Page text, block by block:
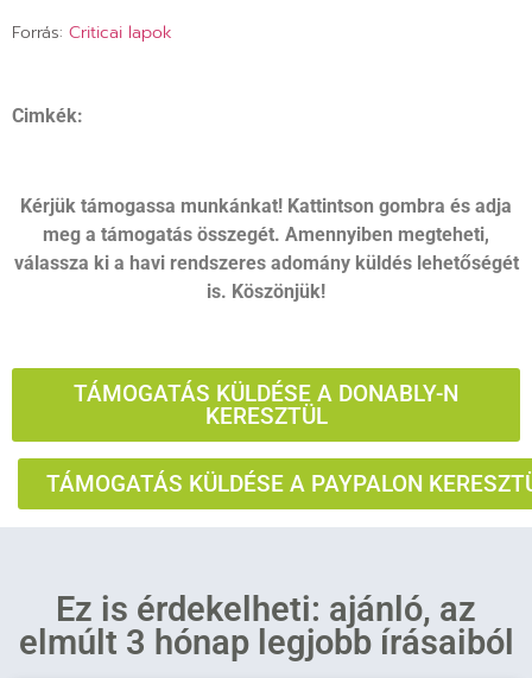
Forrás: Criticai lapok
Cimkék:
Kérjük támogassa munkánkat! Kattintson gombra és adja
meg a támogatás összegét. Amennyiben megteheti,
válassza ki a havi rendszeres adomány küldés lehetőségét
is. Köszönjük!
TÁMOGATÁS KÜLDÉSE A DONABLY-N
KERESZTÜL
TÁMOGATÁS KÜLDÉSE A PAYPALON
Ez is érdekelheti: ajánló, az
elmúlt 3 hónap legjobb írásaiból